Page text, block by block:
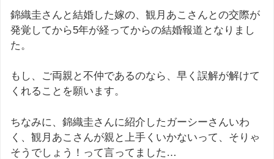
錦織圭さんと結婚した嫁の、観月あこさんとの交際が
発覚してから5年が経ってからの結婚報道となりまし
た。
もし、ご両親と不仲であるのなら、早く誤解が解けて
くれることを願います。
ちなみに、錦織圭さんに紹介したガーシーさんいわ
く、観月あこさんが親と上手くいかないって、そりゃ
そうでしょう！って言ってました…